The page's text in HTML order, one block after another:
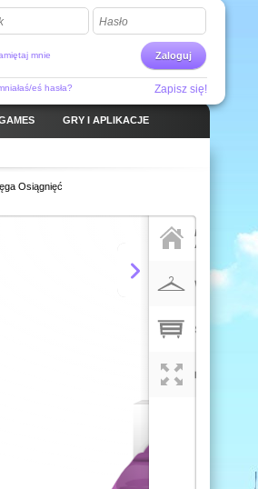
Hasło
Zaloguj
mnie
eś hasła? Zapisz się!
GRY I APLIKACJE
Osiągnięć